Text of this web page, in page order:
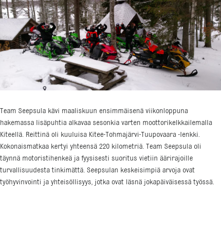
Team Seepsula kävi maaliskuun ensimmäisenä viikonloppuna
hakemassa lisäpuhtia alkavaa sesonkia varten moottorikelkkailemalla
Kiteellä. Reittinä oli kuuluisa Kitee-Tohmajärvi-Tuupovaara -lenkki.
Kokonaismatkaa kertyi yhteensä 220 kilometriä. Team Seepsula oli
täynnä motoristihenkeä ja fyysisesti suoritus vietiin äärirajoille
turvallisuudesta tinkimättä. Seepsulan keskeisimpiä arvoja ovat
työhyvinvointi ja yhteisöllisyys, jotka ovat läsnä jokapäiväisessä työssä.